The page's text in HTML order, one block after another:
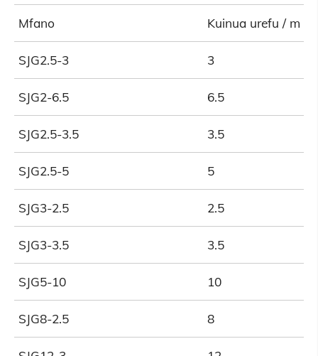
Mfano Kuinua urefu / m
SJG2.5-3 3
SJG2-6.5 6.5
SJG2.5-3.5 3.5
SJG2.5-5 5
SJG3-2.5 2.5
SJG3-3.5 3.5
SJG5-10 10
SJG8-2.5 8